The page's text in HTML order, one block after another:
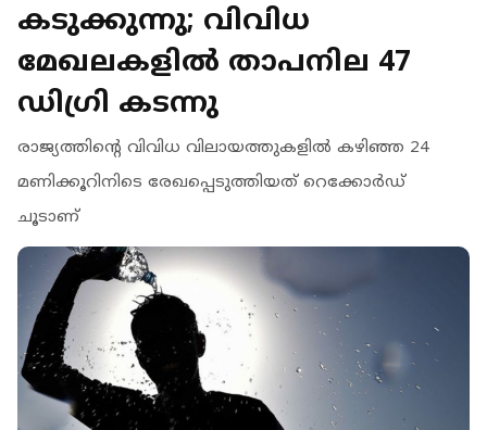
കടുക്കുന്നു; വിവിധ
മേഖലകളിൽ താപനില 47
ഡിഗ്രി കടന്നു
രാജ്യത്തിന്റെ വിവിധ വിലായത്തുകളിൽ കഴിഞ്ഞ 24
മണിക്കൂറിനിടെ രേഖപ്പെടുത്തിയത് റെക്കോർഡ്
ചൂടാണ്